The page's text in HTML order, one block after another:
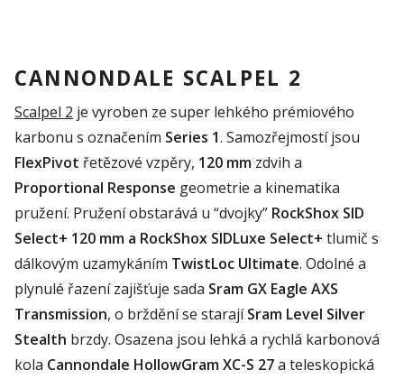
CANNONDALE SCALPEL 2
Scalpel 2 je vyroben ze super lehkého prémiového
karbonu s označením Series 1. Samozřejmostí jsou
FlexPivot řetězové vzpěry, 120 mm zdvih a
Proportional Response geometrie a kinematika
pružení. Pružení obstarává u “dvojky” RockShox SID
Select+ 120 mm a RockShox SIDLuxe Select+ tlumič s
dálkovým uzamykáním TwistLoc Ultimate. Odolné a
plynulé řazení zajišťuje sada Sram GX Eagle AXS
Transmission, o brždění se starajíSram Level Silver
Stealth brzdy. Osazena jsou lehká a rychlá karbonová
kola Cannondale HollowGramXC-S 27a teleskopická